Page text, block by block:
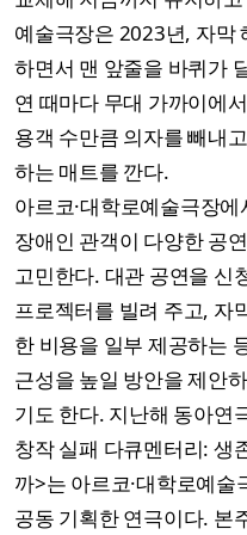
예술극장은 2023년, 자막
하면서 맨 앞줄을 바퀴가
연 때마다 무대 가까이에
용객 수만큼 의자를 빼내
하는 매트를 깐다.
아르코·대학로예술극장
장애인 관객이 다양한 공
고민한다. 대관 공연을 신
프로젝터를 빌려 주고, 자
한 비용을 일부 제공하는
근성을 높일 방안을 제안
기도 한다. 지난해 동아연
창작 실패 다큐멘터리: 생
까>는 아르코·대학로예
공동 기획한 연극이다. 본